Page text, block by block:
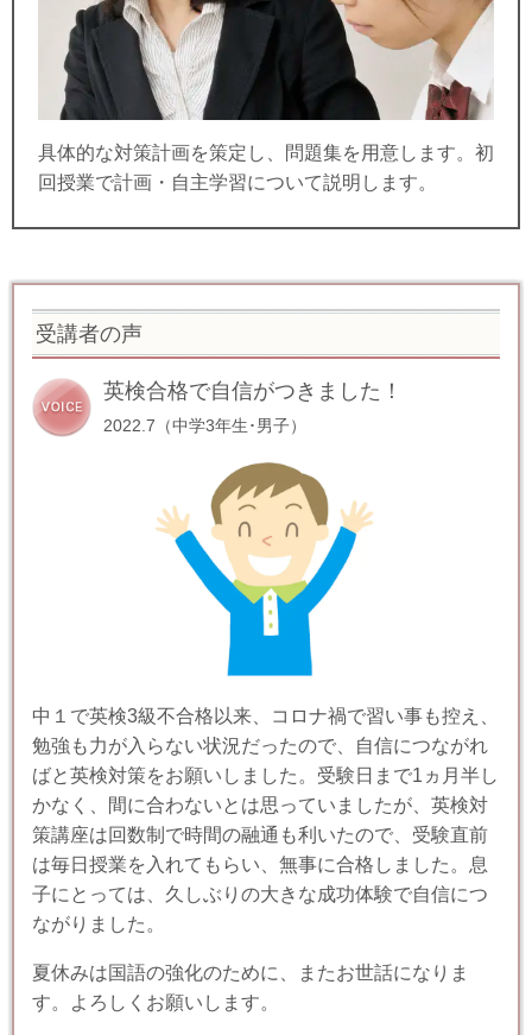
具体的な対策計画を策定し、問題集を用意します。初
回授業で計画・自主学習について説明します。
受講者の声
英検合格で自信がつきました！
2022.7（中学3年生･男子）
中１で英検3級不合格以来、コロナ禍で習い事も控え、
勉強も力が入らない状況だったので、自信につながれ
ばと英検対策をお願いしました。受験日まで1ヵ月半し
かなく、間に合わないとは思っていましたが、英検対
策講座は回数制で時間の融通も利いたので、受験直前
は毎日授業を入れてもらい、無事に合格しました。息
子にとっては、久しぶりの大きな成功体験で自信につ
ながりました。
夏休みは国語の強化のために、またお世話になりま
す。よろしくお願いします。